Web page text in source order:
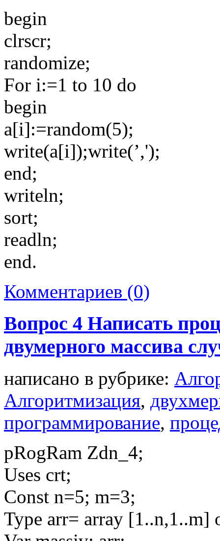
begin
clrscr;
randomize;
For i:=1 to 10 do
begin
a[i]:=random(5);
write(a[i]);write(’,');
end;
writeln;
sort;
readln;
end.
Комментариев (0)
Вопрос 4 Написать
двумерного массива
написано в рубрике:
Алгоритмизация,
программирование,
pRogRam Zdn_4;
Uses crt;
Const n=5; m=3;
Type arr= array [1..n,1..m]